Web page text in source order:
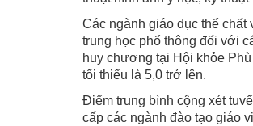
Các ngành giáo dục thể chất
trung học phổ thông đối với
huy chương tại Hội khỏe
tối thiểu là 5,0 trở lên.
Điểm trung bình cộng xét
cấp các ngành đào tạo giáo